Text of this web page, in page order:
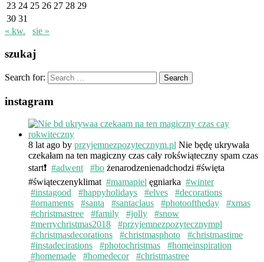
23 24 25 26 27 28 29
30 31
« kw.
sie »
szukaj
Search for:
instagram
8 lat ago by przyjemnezpozytecznym.pl Nie będę ukrywała
czekałam na ten magiczny czas cały rokświąteczny spam czas
start❗️ #adwent #bo żenarodzenienadchodzi #święta
#świąteczenyklimat #mamapiel ęgniarka #winter
#instagood
#happyholidays #elves
#decorations
#ornaments
#santa #santaclaus #photooftheday
#xmas
#christmastree
#family #jolly
#snow
#merrychristmas2018
#przyjemnezpozytecznympl
#christmasdecorations
#christmasphoto
#christmastime
#instadecirations
#photochristmas
#homeinspiration
#homemade
#homedecor #christmastree